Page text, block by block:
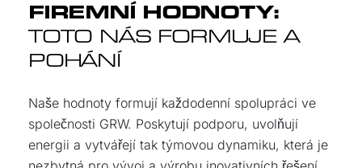
FIREMNÍ HODNOTY:
TOTO NÁS FORMUJE A
POHÁNÍ
Naše hodnoty formují každodenní spolupráci ve
společnosti GRW. Poskytují podporu, uvolňují
energii a vytvářejí tak týmovou dynamiku, která je